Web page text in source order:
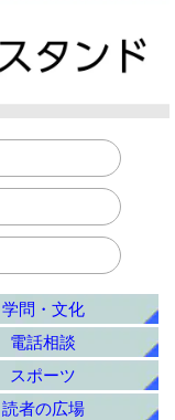
学問・文化
電話相談
スポーツ
読者の広場